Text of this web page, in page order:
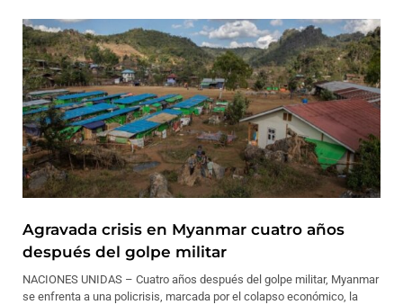
Agravada crisis en Myanmar cuatro años
después del golpe militar
NACIONES UNIDAS – Cuatro años después del golpe militar, Myanmar
se enfrenta a una policrisis, marcada por el colapso económico, la